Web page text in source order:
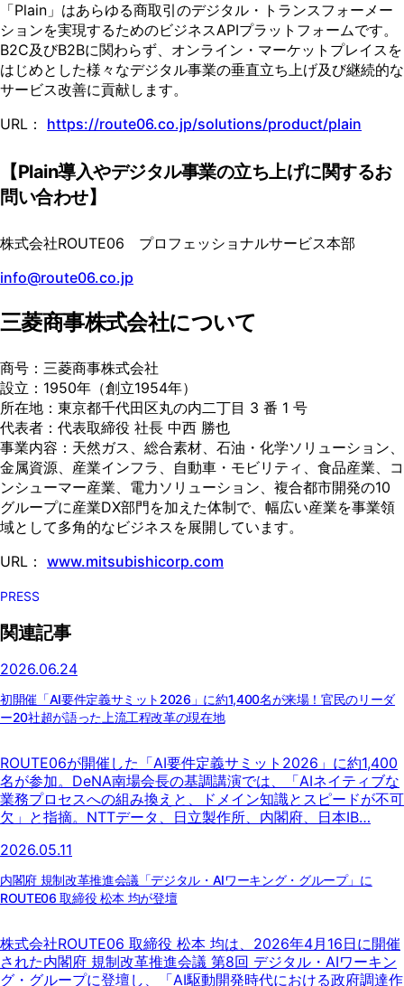
「Plain」はあらゆる商取引のデジタル・トランスフォーメー
ションを実現するためのビジネスAPIプラットフォームです。
B2C及びB2Bに関わらず、オンライン・マーケットプレイスを
はじめとした様々なデジタル事業の垂直立ち上げ及び継続的な
サービス改善に貢献します。
URL： https://route06.co.jp/solutions/product/plain
【Plain導入やデジタル事業の立ち上げに関するお
問い合わせ】
株式会社ROUTE06 プロフェッショナルサービス本部
info@route06.co.jp
三菱商事株式会社について
商号：三菱商事株式会社
設立：1950年（創立1954年）
所在地：東京都千代田区丸の内二丁目 3 番 1 号
代表者：代表取締役 社長 中西 勝也
事業内容：天然ガス、総合素材、石油・化学ソリューション、
金属資源、産業インフラ、自動車・モビリティ、食品産業、コ
ンシューマー産業、電力ソリューション、複合都市開発の10
グループに産業DX部門を加えた体制で、幅広い産業を事業領
域として多角的なビジネスを展開しています。
URL： www.mitsubishicorp.com
PRESS
関連記事
2026.06.24
初開催「AI要件定義サミット2026」に約1,400名が来場！官民のリーダ
ー20社超が語った上流工程改革の現在地
ROUTE06が開催した「AI要件定義サミット2026」に約1,400
名が参加。DeNA南場会長の基調講演では、「AIネイティブな
業務プロセスへの組み換えと、ドメイン知識とスピードが不可
欠」と指摘。NTTデータ、日立製作所、内閣府、日本IB…
2026.05.11
内閣府 規制改革推進会議「デジタル・AIワーキング・グループ」に
ROUTE06 取締役 松本 均が登壇
株式会社ROUTE06 取締役 松本 均は、2026年4月16日に開催
された内閣府 規制改革推進会議 第8回 デジタル・AIワーキン
グ・グループに登壇し、「AI駆動開発時代における政府調達作